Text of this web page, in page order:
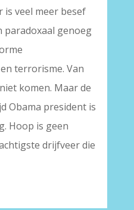
is veel meer besef
paradoxaal genoeg
terrorisme. Van
komen. Maar de
Obama president is
Hoop is geen
drijfveer die